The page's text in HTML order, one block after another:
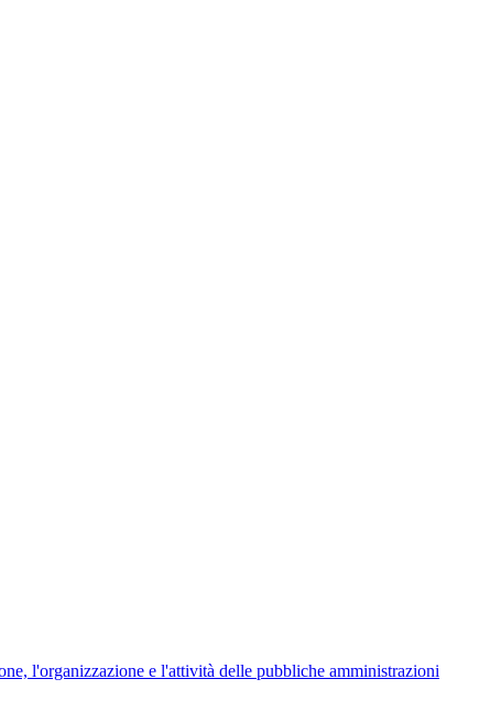
l'organizzazione e l'attività delle pubbliche amministrazioni